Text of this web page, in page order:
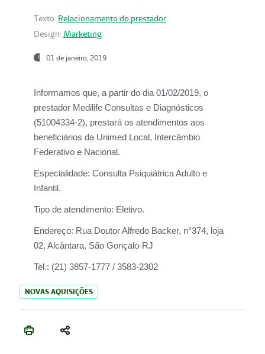
Texto: Relacionamento do prestador
Design: Marketing
01 de janeiro, 2019
Informamos que, a partir do dia 01/02/2019, o
prestador Medilife Consultas e Diagnósticos
(51004334-2), prestará os atendimentos aos
beneficiários da Unimed Local, Intercâmbio
Federativo e Nacional.
Especialidade: Consulta Psiquiátrica Adulto e
Infantil.
Tipo de atendimento: Eletivo.
Endereço: Rua Doutor Alfredo Backer, n°374, loja
02, Alcântara, São Gonçalo-RJ
Tel.: (21) 3857-1777 / 3583-2302
NOVAS AQUISIÇÕES